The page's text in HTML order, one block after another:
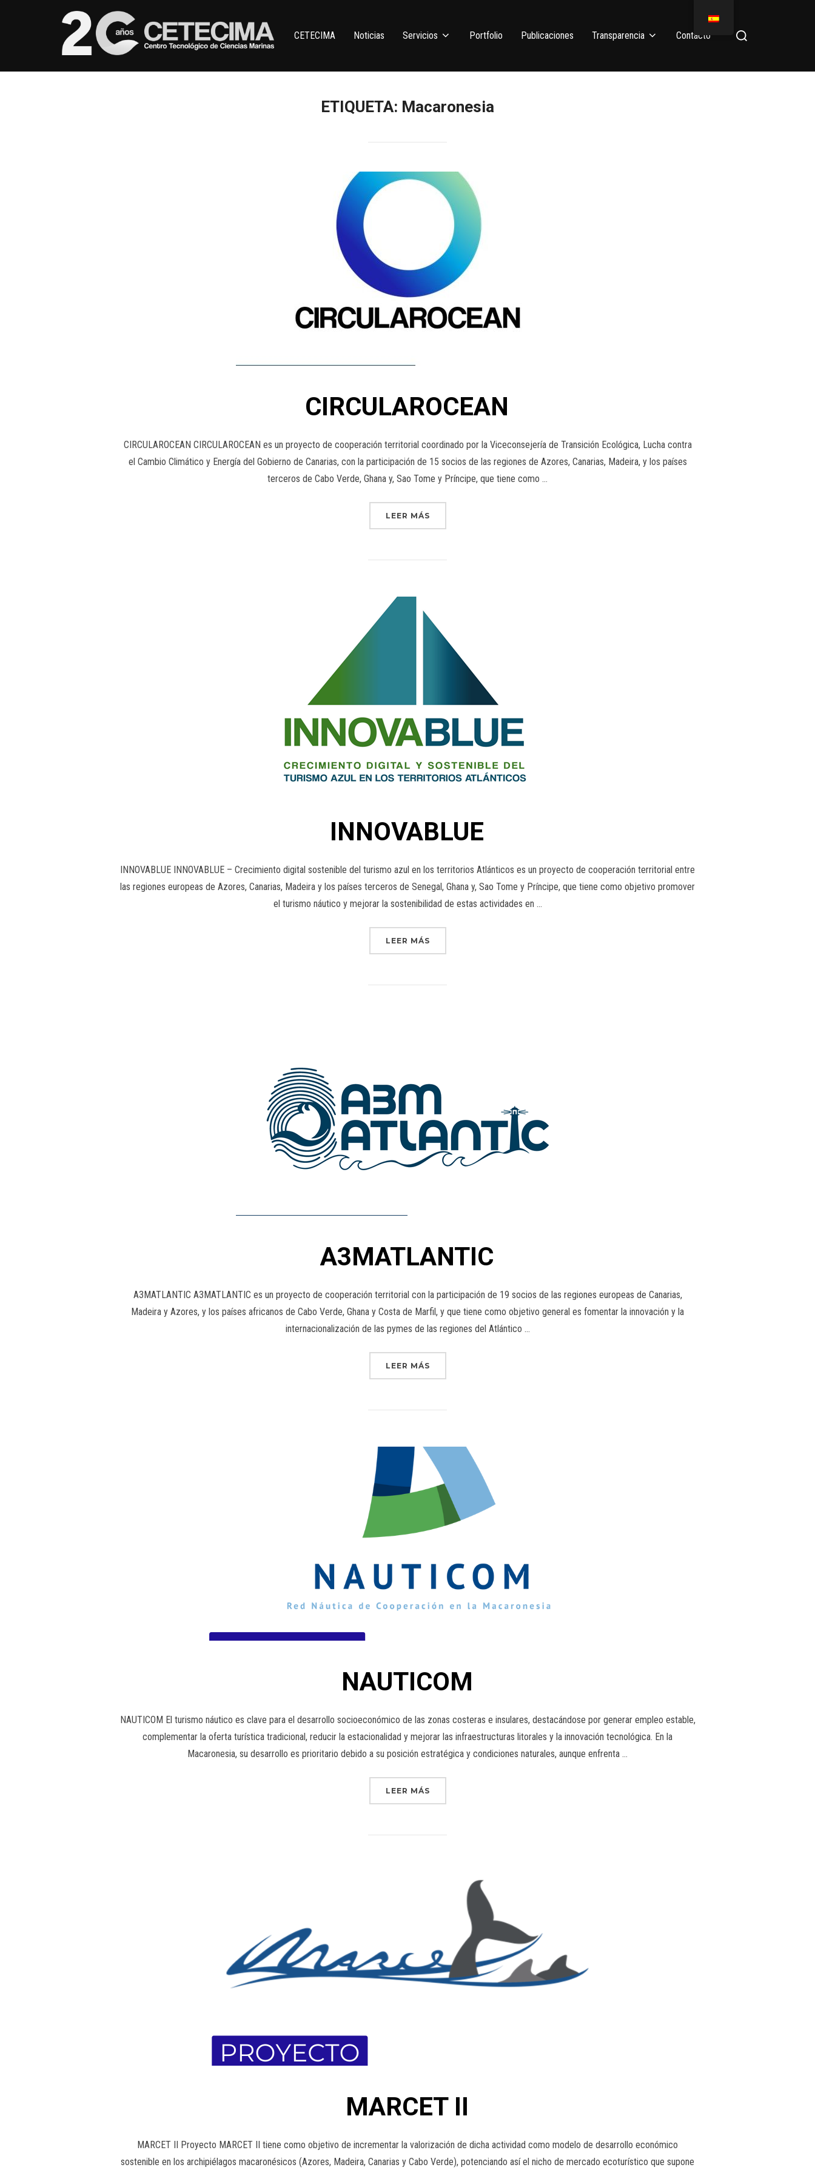
CETECIMA Noticias Servicios Portfolio Publicaciones Transparencia Contacto
ETIQUETA: Macaronesia
CIRCULAROCEAN
CIRCULAROCEAN CIRCULAROCEAN es un proyecto de cooperación territorial coordinado por la Viceconsejería de Transición Ecológica, Lucha contra
el Cambio Climático y Energía del Gobierno de Canarias, con la participación de 15 socios de las regiones de Azores, Canarias, Madeira, y los países
terceros de Cabo Verde, Ghana y, Sao Tome y Príncipe, que tiene como …
LEER MÁS
INNOVABLUE
INNOVABLUE INNOVABLUE – Crecimiento digital sostenible del turismo azul en los territorios Atlánticos es un proyecto de cooperación territorial entre
las regiones europeas de Azores, Canarias, Madeira y los países terceros de Senegal, Ghana y, Sao Tome y Príncipe, que tiene como objetivo promover
el turismo náutico y mejorar la sostenibilidad de estas actividades en …
LEER MÁS
A3MATLANTIC
A3MATLANTIC A3MATLANTIC es un proyecto de cooperación territorial con la participación de 19 socios de las regiones europeas de Canarias,
Madeira y Azores, y los países africanos de Cabo Verde, Ghana y Costa de Marfil, y que tiene como objetivo general es fomentar la innovación y la
internacionalización de las pymes de las regiones del Atlántico …
LEER MÁS
NAUTICOM
NAUTICOM El turismo náutico es clave para el desarrollo socioeconómico de las zonas costeras e insulares, destacándose por generar empleo estable,
complementar la oferta turística tradicional, reducir la estacionalidad y mejorar las infraestructuras litorales y la innovación tecnológica. En la
Macaronesia, su desarrollo es prioritario debido a su posición estratégica y condiciones naturales, aunque enfrenta …
LEER MÁS
MARCET II
MARCET II Proyecto MARCET II tiene como objetivo de incrementar la valorización de dicha actividad como modelo de desarrollo económico
sostenible en los archipiélagos macaronésicos (Azores, Madeira, Canarias y Cabo Verde), potenciando así el nicho de mercado ecoturístico que supone